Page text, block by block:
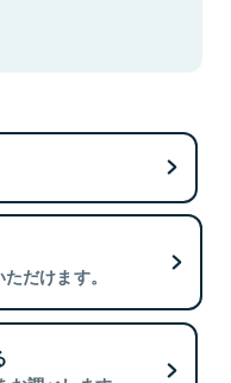
だけます。